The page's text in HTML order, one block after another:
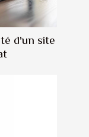
d'un site